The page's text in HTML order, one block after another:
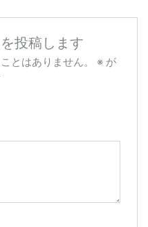
投稿します
とはありません。 ※ が